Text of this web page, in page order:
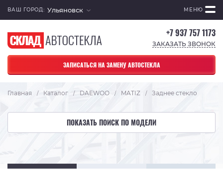
ВАШ ГОРОД: Ульяновск МЕНЮ
+7 937 757 1173
ЗАКАЗАТЬ ЗВОНОК
ЗАПИСАТЬСЯ НА ЗАМЕНУ АВТОСТЕКЛА
Главная / Каталог / DAEWOO / MATIZ / Заднее стекло
ПОКАЗАТЬ ПОИСК ПО МОДЕЛИ